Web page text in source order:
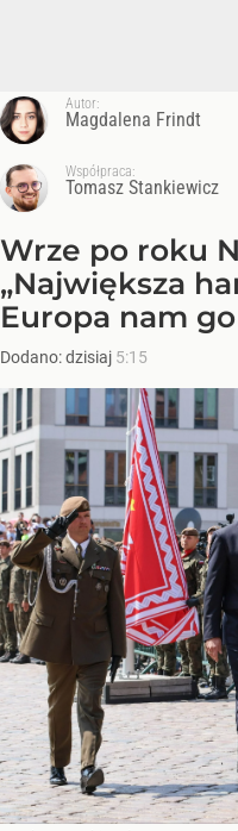
Autor:
Magdalena Frindt
Współpraca:
Tomasz Stankiewicz
Wrze po roku
„Największa
Europa nam
Dodano:dzisiaj 5:15